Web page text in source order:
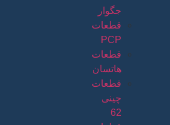
جگوار
قطعات
PCP
قطعات
هاتسان
قطعات
چینی
62